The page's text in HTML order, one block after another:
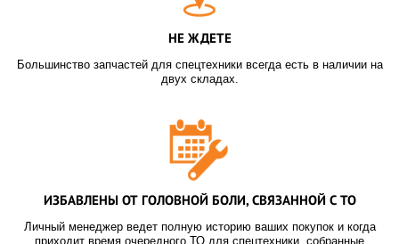
НЕ ЖДЕТЕ
Большинство запчастей для спецтехники всегда есть в наличии на
двух складах.
ИЗБАВЛЕНЫ ОТ ГОЛОВНОЙ БОЛИ, СВЯЗАННОЙ С ТО
Личный менеджер ведет полную историю ваших покупок и когда
приходит время очередного ТО для спецтехники, собранные